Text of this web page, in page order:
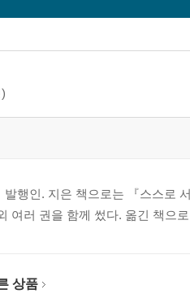
발행인. 지은 책으로는 『스스로
여러 권을 함께 썼다. 옮긴 책으
상품